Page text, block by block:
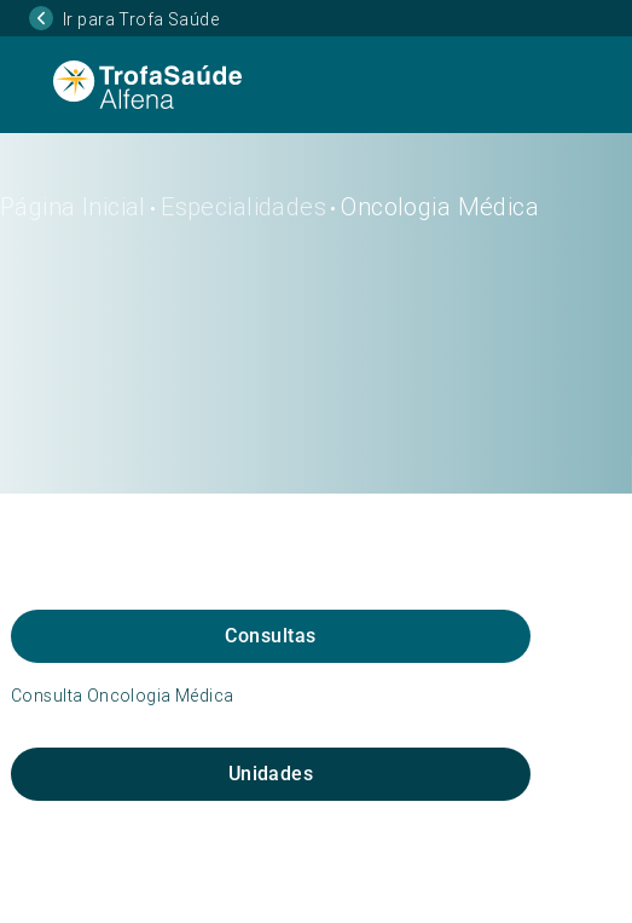
Ir para Trofa Saúde
Página Inicial • Especialidades • Oncologia Médica
Consultas
Consulta Oncologia Médica
Unidades